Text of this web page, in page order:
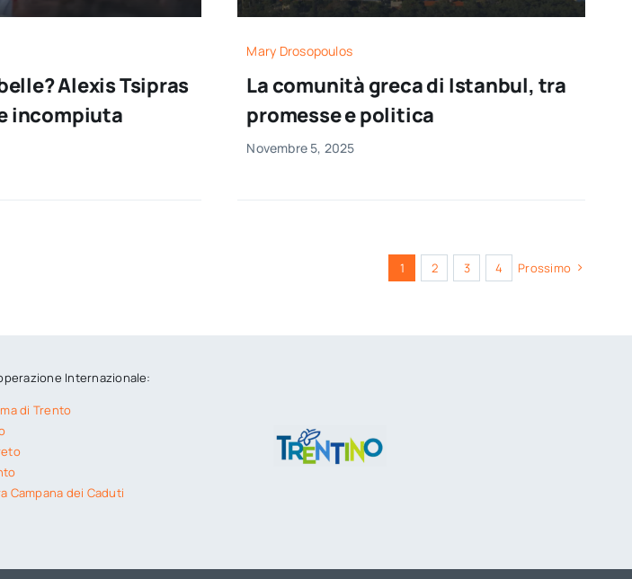
Alexis Tsipras
incompiuta
Mary Drosopoulos
La comunità greca di Istanbul, tra
promesse e politica
Novembre 5, 2025
1 2 3 4 Prossimo
Internazionale:
di Trento
Campana dei Caduti